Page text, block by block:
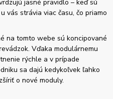
jasné pravidlo – keď sú
vás strávia viac času, čo priamo
na tomto webe sú koncipované
Vďaka modulárnemu
rýchle a v prípade
sa dajú kedykoľvek ľahko
o nové moduly.